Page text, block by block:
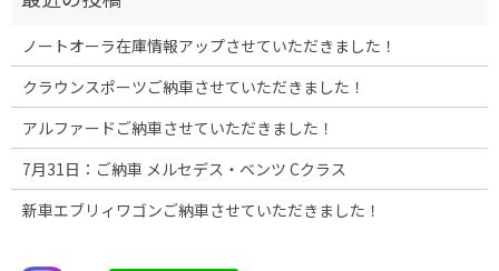
ノートオーラ在庫情報アップさせていただきました！
クラウンスポーツご納車させていただきました！
アルファードご納車させていただきました！
7月31日：ご納車 メルセデス・ベンツ Cクラス
新車エブリィワゴンご納車させていただきました！